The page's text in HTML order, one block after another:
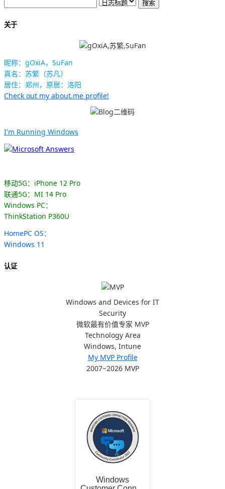
关于
昵称：gOxiA，SuFan
真名：苏繁（苏凡）
居住：郑州，原居：洛阳
Check out my about.me profile!
I'm Running Windows
移动5G：iPhone 12 Pro
联通5G：MI 14 Pro
Windows PC：
ThinkStation P360U
HomePC OS：
Windows 11
认证
Windows and Devices for IT
Security
微软最有价值专家 MVP
Technology Area
Windows, Intune
My MVP Profile
2007~2026 MVP